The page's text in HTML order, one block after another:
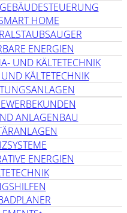
HOME
ENERGIEN
UND KÄLTETECHNIK
KÄLTETECHNIK
ANLAGENBAU
ENERGIEN